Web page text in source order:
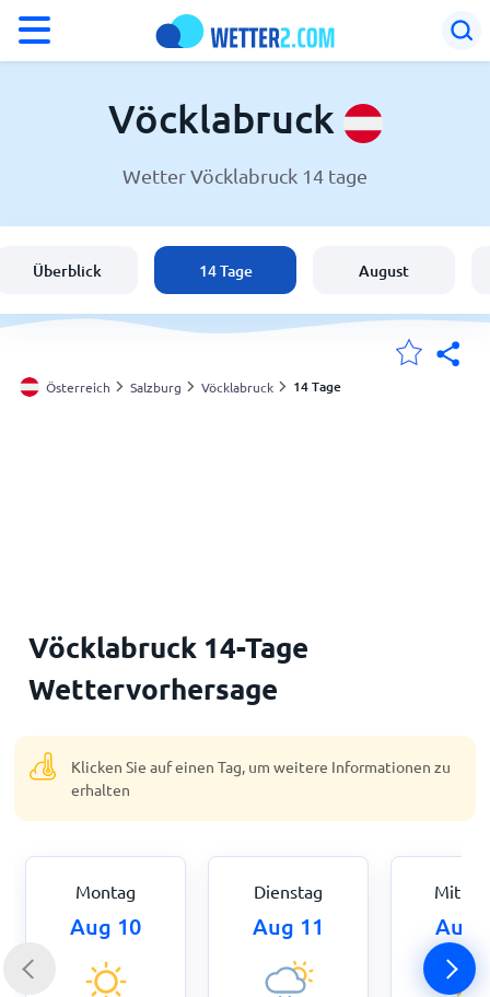
Wetter in Vöcklabruck
Schweiz
Deutschland
Vöcklabruck
Wetter Vöcklabruck 14 tage
Überblick 14 Tage August
Österreich Salzburg Vöcklabruck 14 Tage
Vöcklabruck 14-Tage
Wettervorhersage
Klicken Sie auf einen Tag, um weitere Informationen zu
erhalten
Montag
Aug 10
Dienstag
Aug 11 Aug